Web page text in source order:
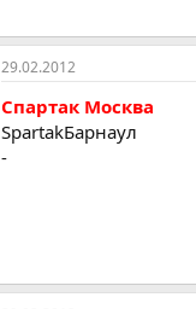
29.02.2012
Спартак Москва
SpartakБарнаул
-